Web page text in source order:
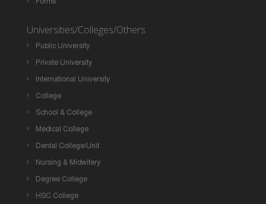
Universities/Colleges/Others
Public University
Private University
International University
College
School & College
Medical College
Dental College/Unit
Nursing & Midwifery
Degree College
HSC College